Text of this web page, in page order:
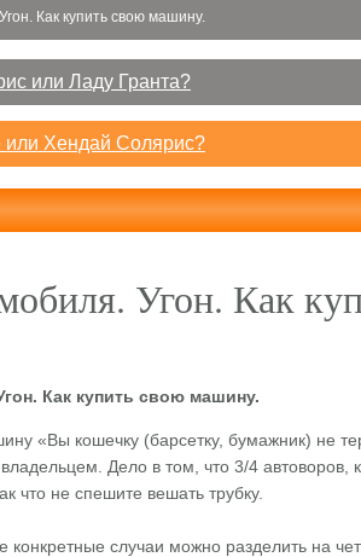
Как купить свою машину.
или Ладу Гранта?
Хендай Солярис?
Угон. Как
Как купить свою машину.
«Вы кошечку (барсетку, бумажник) не
Дело в том, что 3/4 автоворов,
что не спешите вешать трубку.
конкретные случаи можно разделить на